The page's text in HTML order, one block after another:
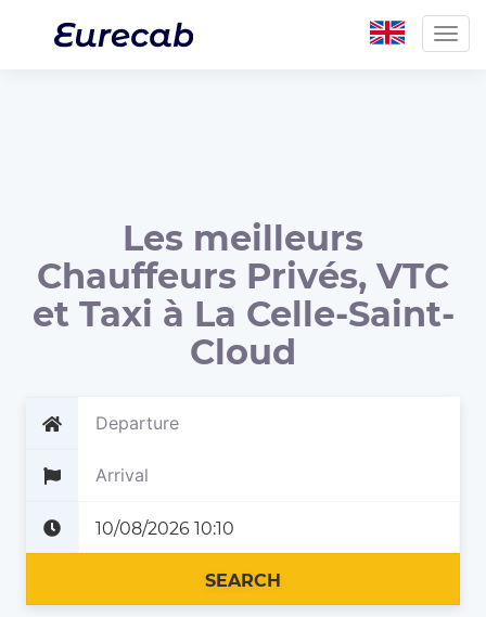
Les meilleurs
Chauffeurs Privés, VTC
et Taxi à La Celle-Saint-
Cloud
SEARCH